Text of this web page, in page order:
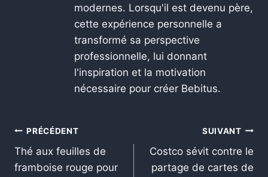
modernes. Lorsqu'il est devenu père,
cette expérience personnelle a
transformé sa perspective
professionnelle, lui donnant
l'inspiration et la motivation
nécessaire pour créer Bebitus.
PRÉCÉDENT
Thé aux feuilles de
framboise rouge pour
SUIVANT
Costco sévit contre le
partage de cartes de